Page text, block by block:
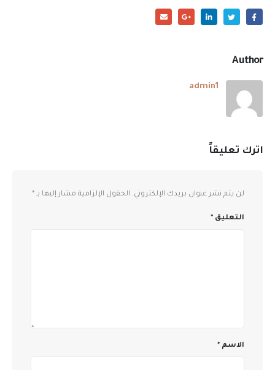
Author
admin1
اترك تعليقاً
لن يتم نشر عنوان بريدك الإلكتروني. الحقول الإلزامية مشار إليها بـ *
التعليق *
الاسم *